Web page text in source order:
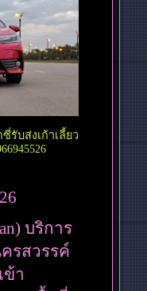
รับส่งเก้าเลี้ยว
บริการ
รสวรรค์
ข้า